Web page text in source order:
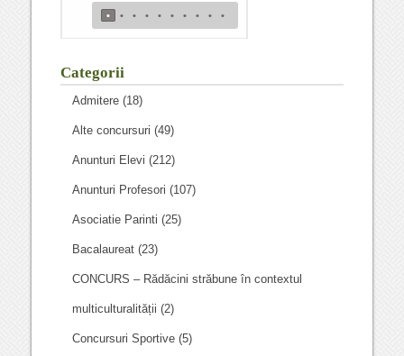
• • • • • • • • • •
Categorii
Admitere (18)
Alte concursuri (49)
Anunturi Elevi (212)
Anunturi Profesori (107)
Asociatie Parinti (25)
Bacalaureat (23)
CONCURS – Rădăcini străbune în contextul
multiculturalității (2)
Concursuri Sportive (5)